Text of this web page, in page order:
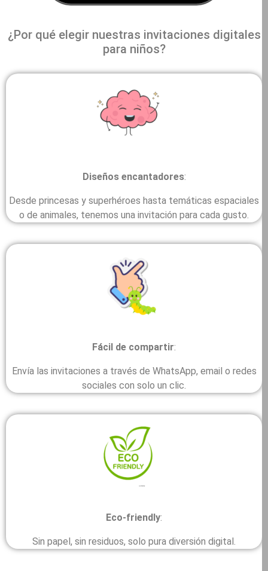
¿Por qué elegir nuestras invitaciones digitales
para niños?
Diseños encantadores:
Desde princesas y superhéroes hasta temáticas espaciales
o de animales, tenemos una invitación para cada gusto.
Fácil de compartir:
Envía las invitaciones a través de WhatsApp, email o redes
sociales con solo un clic.
Eco-friendly:
Sin papel, sin residuos, solo pura diversión digital.